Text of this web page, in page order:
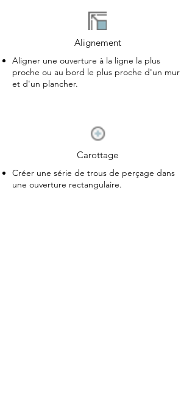
Alignement
Aligner une ouverture à la ligne la plus
proche ou au bord le plus proche d'un mur
et d'un plancher.
Carottage
Créer une série de trous de perçage dans
une ouverture rectangulaire.